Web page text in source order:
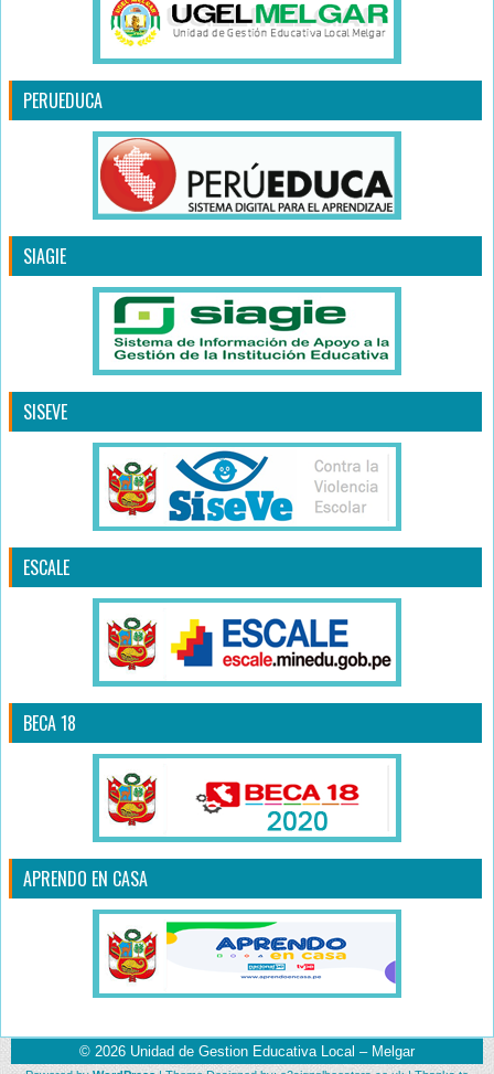
PERUEDUCA
SIAGIE
SISEVE
ESCALE
BECA 18
APRENDO EN CASA
© 2026 Unidad de Gestion Educativa Local – Melgar